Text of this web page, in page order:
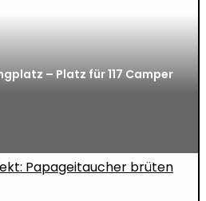
– Platz für 117 Camper